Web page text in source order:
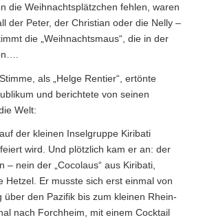
die Weihnachtsplätzchen fehlen, waren
der Peter, der Christian oder die Nelly –
die „Weihnachtsmaus“, die in der
als „Helge Rentier“, ertönte
und berichtete von seinen
Welt:
der kleinen Inselgruppe Kiribati
wird. Und plötzlich kam er an: der
– nein der „Cocolaus“ aus Kiribati,
Hetzel. Er musste sich erst einmal von
über den Pazifik bis zum kleinen Rhein-
nach Forchheim, mit einem Cocktail